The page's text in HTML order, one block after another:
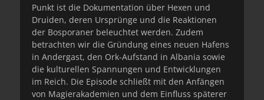
Punkt ist die Dokumentation über Hexen und
Druiden, deren Ursprünge und die Reaktionen
der Bosporaner beleuchtet werden. Zudem
betrachten wir die Gründung eines neuen Hafens
in Andergast, den Ork-Aufstand in Albania sowie
die kulturellen Spannungen und Entwicklungen
im Reich. Die Episode schließt mit den Anfängen
von Magierakademien und dem Einfluss späterer